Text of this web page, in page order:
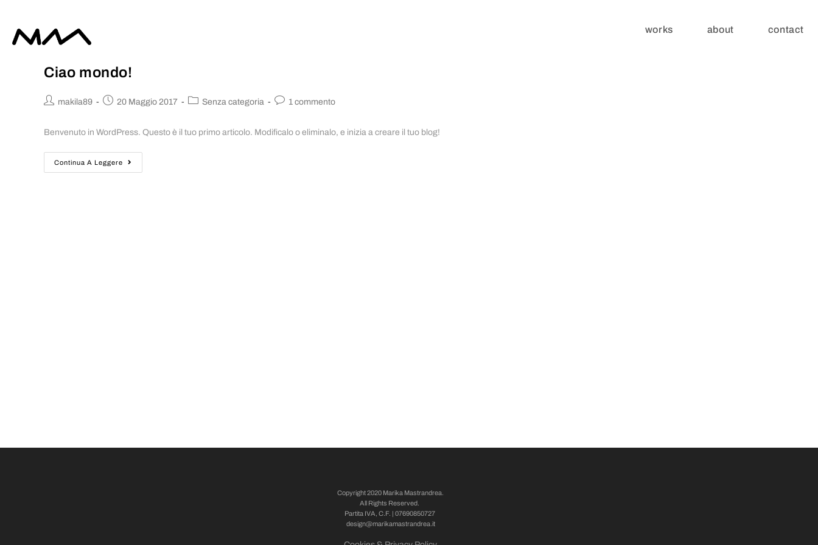
works about contact
Ciao mondo!
makila89 20 Maggio 2017 Senza categoria 1 commento
Benvenuto in WordPress. Questo è il tuo primo articolo. Modificalo o eliminalo, e inizia a creare il tuo blog!
Continua A Leggere
Copyright 2020 Marika Mastrandrea.
All Rights Reserved.
Partita IVA, C.F. | 07690850727
design@marikamastrandrea.it